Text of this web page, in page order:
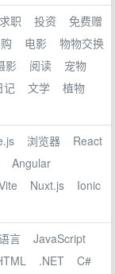
求职 投资
免费赠
电影
物物交换
影 阅读
宠物
记 文学
植物
浏览器
React
Angular
Nuxt.js Ionic
言
JavaScript
.NET
C#